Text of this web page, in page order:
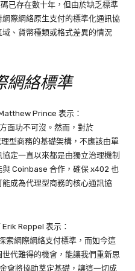
已存在數十年，但由於缺乏標準
際網絡原生支付的標準化通訊協
、貨幣種類或格式差異的情況
網絡標準
Prince 表示：
面功不可沒。然而，對於
型商務的基礎架構，不應該由單
定一直以來都是由獨立治理機制
Coinbase 合作，確保 x402 也
成為代理型商務的核心通訊協
Reppel 表示：
索網際網絡支付標準，而如今這
代難得的機會，能讓我們重新思
會將協助奠定基礎，讓這一切成